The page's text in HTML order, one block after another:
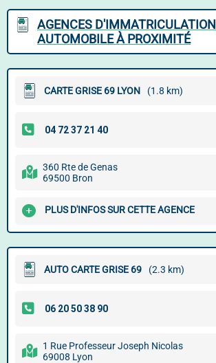
AGENCES D'IMMATRICULATION
AUTOMOBILE À PROXIMITÉ
CARTE GRISE 69 LYON (1.8 km)
360 Rte de Genas
69500 Bron
PLUS D'INFOS SUR CETTE AGENCE
AUTO CARTE GRISE 69 (2.3 km)
1 Rue Professeur Joseph Nicolas
69008 Lyon